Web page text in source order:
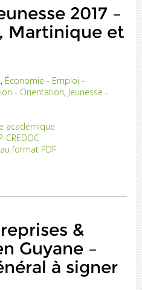
2017 –
Martinique et
, Économie - Emploi -
- Orientation, Jeunesse -
académique
CREDOC
format PDF
&
Guyane –
à signer